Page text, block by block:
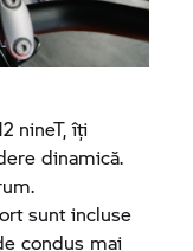
nineT, îți
dinamică.
sunt incluse
condus mai